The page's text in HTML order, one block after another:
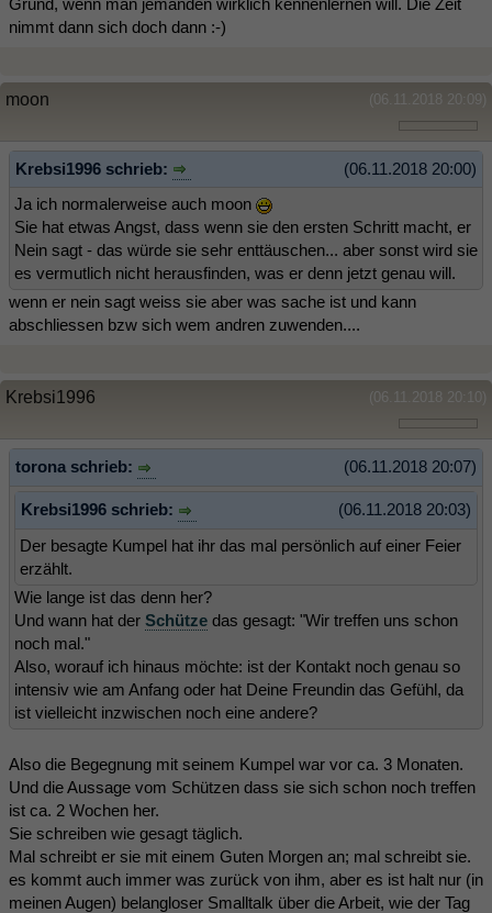
Grund, wenn man jemanden wirklich kennenlernen will. Die Zeit
nimmt dann sich doch dann :-)
(06.11.2018 20:09)
moon
(06.11.2018 20:00)
Krebsi1996 schrieb:
Ja ich normalerweise auch moon
Sie hat etwas Angst, dass wenn sie den ersten Schritt macht, er
Nein sagt - das würde sie sehr enttäuschen... aber sonst wird sie
es vermutlich nicht herausfinden, was er denn jetzt genau will.
wenn er nein sagt weiss sie aber was sache ist und kann
abschliessen bzw sich wem andren zuwenden....
(06.11.2018 20:10)
Krebsi1996
(06.11.2018 20:07)
torona schrieb:
(06.11.2018 20:03)
Krebsi1996 schrieb:
Der besagte Kumpel hat ihr das mal persönlich auf einer Feier
erzählt.
Wie lange ist das denn her?
Und wann hat der Schütze das gesagt: "Wir treffen uns schon
noch mal."
Also, worauf ich hinaus möchte: ist der Kontakt noch genau so
intensiv wie am Anfang oder hat Deine Freundin das Gefühl, da
ist vielleicht inzwischen noch eine andere?
Also die Begegnung mit seinem Kumpel war vor ca. 3 Monaten.
Und die Aussage vom Schützen dass sie sich schon noch treffen
ist ca. 2 Wochen her.
Sie schreiben wie gesagt täglich.
Mal schreibt er sie mit einem Guten Morgen an; mal schreibt sie.
es kommt auch immer was zurück von ihm, aber es ist halt nur (in
meinen Augen) belangloser Smalltalk über die Arbeit, wie der Tag